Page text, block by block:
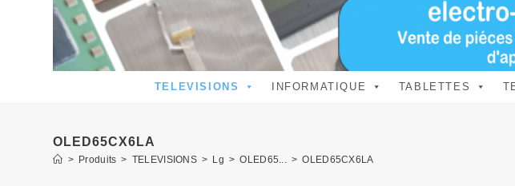
TELEVISIONS INFORMATIQUE TABLETTES
OLED65CX6LA
> Produits > TELEVISIONS > Lg > OLED65... > OLED65CX6LA